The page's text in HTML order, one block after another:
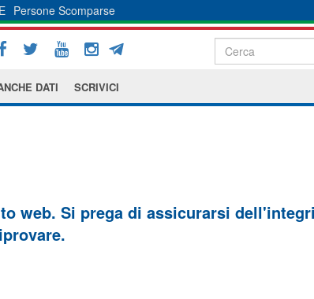
Persone Scomparse
DATI SCRIVICI
web. Si prega di assicurarsi